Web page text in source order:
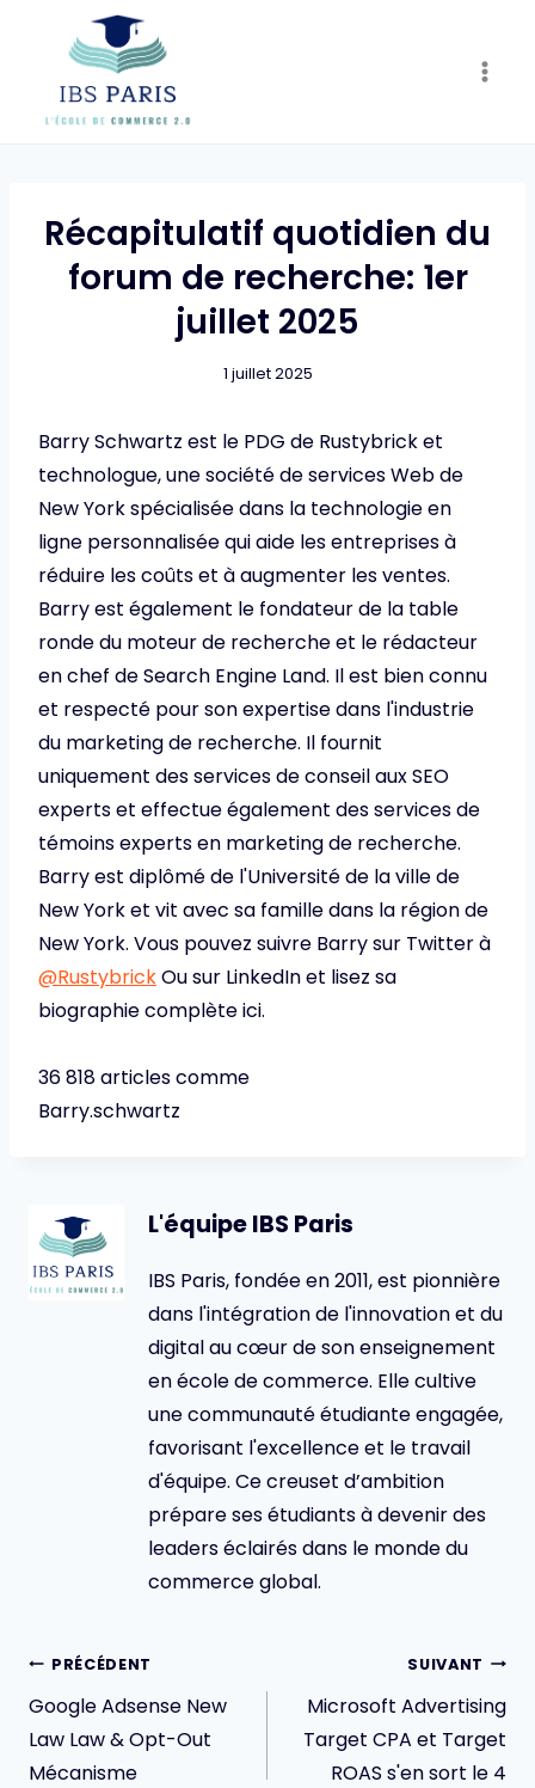
content
Récapitulatif quotidien du
forum de recherche: 1er
juillet 2025
1 juillet 2025
Barry Schwartz est le PDG de Rustybrick et
technologue, une société de services Web de
New York spécialisée dans la technologie en
ligne personnalisée qui aide les entreprises à
réduire les coûts et à augmenter les ventes.
Barry est également le fondateur de la table
ronde du moteur de recherche et le rédacteur
en chef de Search Engine Land. Il est bien connu
et respecté pour son expertise dans l'industrie
du marketing de recherche. Il fournit
uniquement des services de conseil aux SEO
experts et effectue également des services de
témoins experts en marketing de recherche.
Barry est diplômé de l'Université de la ville de
New York et vit avec sa famille dans la région de
New York. Vous pouvez suivre Barry sur Twitter à
@RustybrickOu sur LinkedIn et lisez sa
biographie complète ici.
36 818 articles comme
Barry.schwartz
L'équipe IBS Paris
IBS Paris, fondée en 2011, est pionnière
dans l'intégration de l'innovation et du
digital au cœur de son enseignement
en école de commerce. Elle cultive
une communauté étudiante engagée,
favorisant l'excellence et le travail
d'équipe. Ce creuset d’ambition
prépare ses étudiants à devenir des
leaders éclairés dans le monde du
commerce global.
Navigation
de
l’article
PRÉCÉDENT
Google Adsense New
Law Law & Opt-Out
Mécanisme
SUIVANT
Microsoft Advertising
Target CPA et Target
ROAS s'en sort le 4